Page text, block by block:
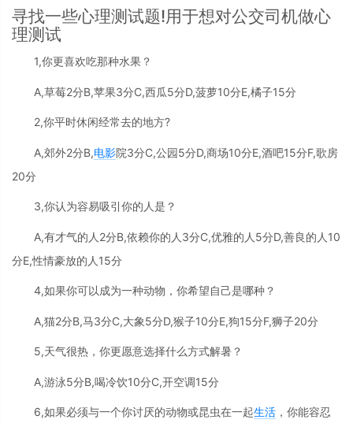
寻找一些心理测试题!用于想对公交司机做心
理测试
1,你更喜欢吃那种水果？
A,草莓2分B,苹果3分C,西瓜5分D,菠萝10分E,橘子15分
2,你平时休闲经常去的地方?
A,郊外2分B,电影院3分C,公园5分D,商场10分E,酒吧15分F,歌房
20分
3,你认为容易吸引你的人是？
A,有才气的人2分B,依赖你的人3分C,优雅的人5分D,善良的人10
分E,性情豪放的人15分
4,如果你可以成为一种动物，你希望自己是哪种？
A,猫2分B,马3分C,大象5分D,猴子10分E,狗15分F,狮子20分
5,天气很热，你更愿意选择什么方式解暑？
A,游泳5分B,喝冷饮10分C,开空调15分
6,如果必须与一个你讨厌的动物或昆虫在一起生活 ，你能容忍